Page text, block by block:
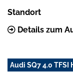
Standort
Details zum
Audi SQ7 4.0